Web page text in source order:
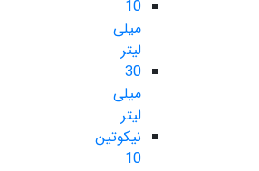
10
میلی
لیتر
30
میلی
لیتر
نیکوتین
10